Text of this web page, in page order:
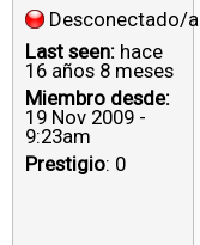
Desconectado/a
Last seen: hace
16 años 8 meses
Miembro desde:
19 Nov 2009 -
9:23am
Prestigio: 0